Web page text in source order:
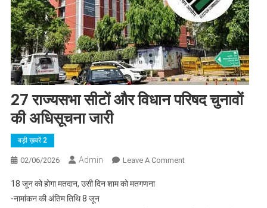
27 राज्यसभा सीटों और विधान परिषद चुनावों
की अधिसूचना जारी
बड़ी ख़बरें 2
02/06/2026 Admin Leave A CommentOn
18 जून को होगा मतदान, उसी दिन शाम को मतगणना
-नामांकन की अंतिम तिथि 8 जून